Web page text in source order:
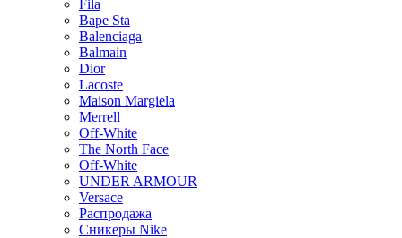
Fila
Bape Sta
Balenciaga
Balmain
Dior
Lacoste
Maison Margiela
Merrell
Off-White
The North Face
Off-White
UNDER ARMOUR
Versace
Распродажа
Сникеры Nike